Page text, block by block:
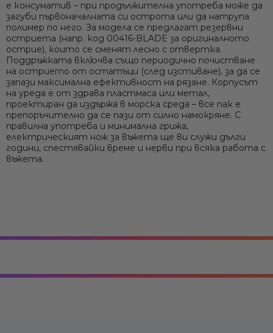
е консуматив – при продължителна употреба може да
загуби първоначалната си острота или да натрупа
полимер по него. За модела се предлагат резервни
остриета (напр. код 00416-BLADE за оригиналното
острие), които се сменят лесно с отвертка.
Поддръжката включва също периодично почистване
на острието от остатъци (след изстиване), за да се
запази максимална ефективност на рязане. Корпусът
на уреда е от здрава пластмаса или метал,
проектиран да издържа в морска среда – все пак е
препоръчително да се пази от силно намокряне. С
правилна употреба и минимална грижа,
електрическият нож за въжета ще ви служи дълги
години, спестявайки време и нерви при всяка работа с
въжета.